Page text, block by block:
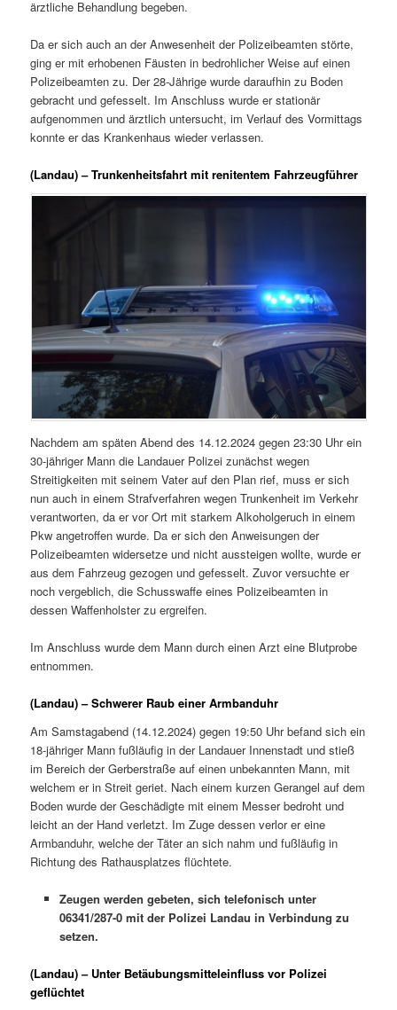
ärztliche Behandlung begeben.
Da er sich auch an der Anwesenheit der Polizeibeamten störte,
ging er mit erhobenen Fäusten in bedrohlicher Weise auf einen
Polizeibeamten zu. Der 28-Jährige wurde daraufhin zu Boden
gebracht und gefesselt. Im Anschluss wurde er stationär
aufgenommen und ärztlich untersucht, im Verlauf des Vormittags
konnte er das Krankenhaus wieder verlassen.
(Landau) – Trunkenheitsfahrt mit renitentem Fahrzeugführer
Nachdem am späten Abend des 14.12.2024 gegen 23:30 Uhr ein
30-jähriger Mann die Landauer Polizei zunächst wegen
Streitigkeiten mit seinem Vater auf den Plan rief, muss er sich
nun auch in einem Strafverfahren wegen Trunkenheit im Verkehr
verantworten, da er vor Ort mit starkem Alkoholgeruch in einem
Pkw angetroffen wurde. Da er sich den Anweisungen der
Polizeibeamten widersetze und nicht aussteigen wollte, wurde er
aus dem Fahrzeug gezogen und gefesselt. Zuvor versuchte er
noch vergeblich, die Schusswaffe eines Polizeibeamten in
dessen Waffenholster zu ergreifen.
Im Anschluss wurde dem Mann durch einen Arzt eine Blutprobe
entnommen.
(Landau) – Schwerer Raub einer Armbanduhr
Am Samstagabend (14.12.2024) gegen 19:50 Uhr befand sich ein
18-jähriger Mann fußläufig in der Landauer Innenstadt und stieß
im Bereich der Gerberstraße auf einen unbekannten Mann, mit
welchem er in Streit geriet. Nach einem kurzen Gerangel auf dem
Boden wurde der Geschädigte mit einem Messer bedroht und
leicht an der Hand verletzt. Im Zuge dessen verlor er eine
Armbanduhr, welche der Täter an sich nahm und fußläufig in
Richtung des Rathausplatzes flüchtete.
Zeugen werden gebeten, sich telefonisch unter
06341/287-0 mit der Polizei Landau in Verbindung zu
setzen.
(Landau) – Unter Betäubungsmitteleinfluss vor Polizei
geflüchtet